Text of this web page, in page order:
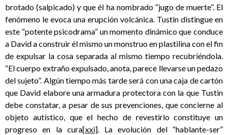
brotado (salpicado) y que él ha nombrado “jugo de muerte”. El
fenómeno le evoca una erupción volcánica. Tustin distingue en
este “potente psicodrama” un momento dinámico que conduce
a David a construir él mismo un monstruo en plastilina con el fin
de expulsar la cosa separada al mismo tiempo recubriéndola.
“El cuerpo extraño expulsado, anota, parece llevarse un pedazo
del sujeto”. Algún tiempo más tarde será con una caja de cartón
que David elabore una armadura protectora con la que Tustin
debe constatar, a pesar de sus prevenciones, que concierne al
objeto autístico, que el hecho de revestirlo constituye un
progreso en la cura[xxi]. La evolución del “hablante-ser”